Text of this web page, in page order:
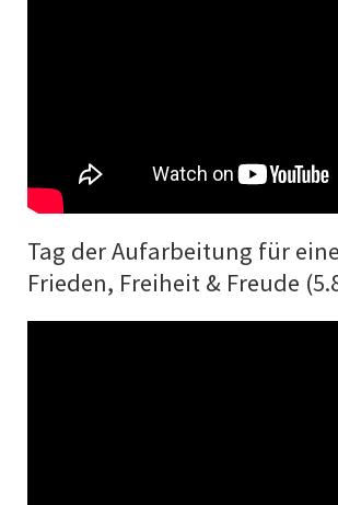
Tag der Aufarbeitung für
Frieden, Freiheit & Freude